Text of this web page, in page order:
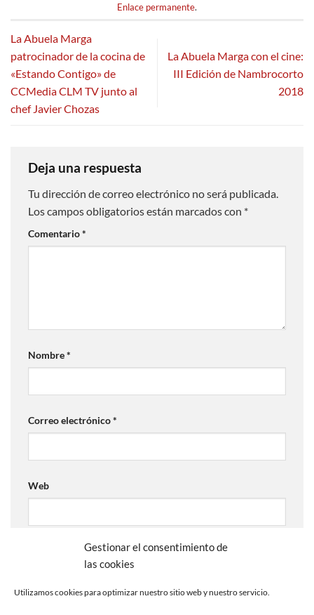
Gestionar el consentimiento de
las cookies
Utilizamos cookies para optimizar nuestro sitio web y nuestro servicio.
Enlace permanente.
La Abuela Marga
patrocinador de la cocina de
«Estando Contigo» de
CCMedia CLM TV junto al
chef Javier Chozas
La Abuela Marga con el cine:
III Edición de Nambrocorto
2018
Deja una respuesta
Tu dirección de correo electrónico no será publicada.
Los campos obligatorios están marcados con *
Comentario*
Nombre*
Correo electrónico*
Web